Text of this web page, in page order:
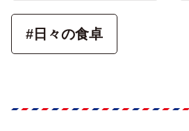
#日々の食卓